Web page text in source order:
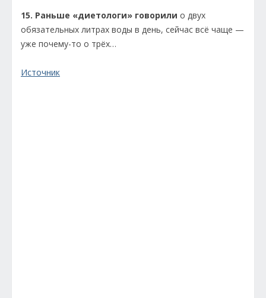
15. Раньше «диетологи» говорили о двух
обязательных литрах воды в день, сейчас всё чаще —
уже почему-то о трёх…
Источник